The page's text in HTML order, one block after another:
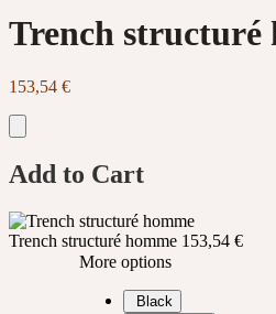
Trench structuré
153,54 €
Add to Cart
Trench structuré homme 153,54 €
More options
Black